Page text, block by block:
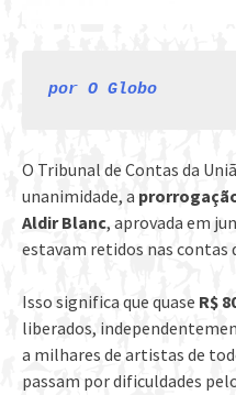
por O Globo
O Tribunal de Contas da
unanimidade, a
Aldir Blanc, aprovada em
estavam retidos nas contas
Isso significa que quase R$
liberados,
a milhares de artistas de
passam por dificuldades